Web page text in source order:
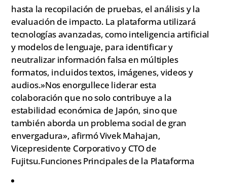
hasta la recopilación de pruebas, el análisis y la
evaluación de impacto. La plataforma utilizará
tecnologías avanzadas, como inteligencia artificial
y modelos de lenguaje, para identificar y
neutralizar información falsa en múltiples
formatos, incluidos textos, imágenes, videos y
audios.»Nos enorgullece liderar esta
colaboración que no solo contribuye a la
estabilidad económica de Japón, sino que
también aborda un problema social de gran
envergadura», afirmó Vivek Mahajan,
Vicepresidente Corporativo y CTO de
Fujitsu.Funciones Principales de la Plataforma